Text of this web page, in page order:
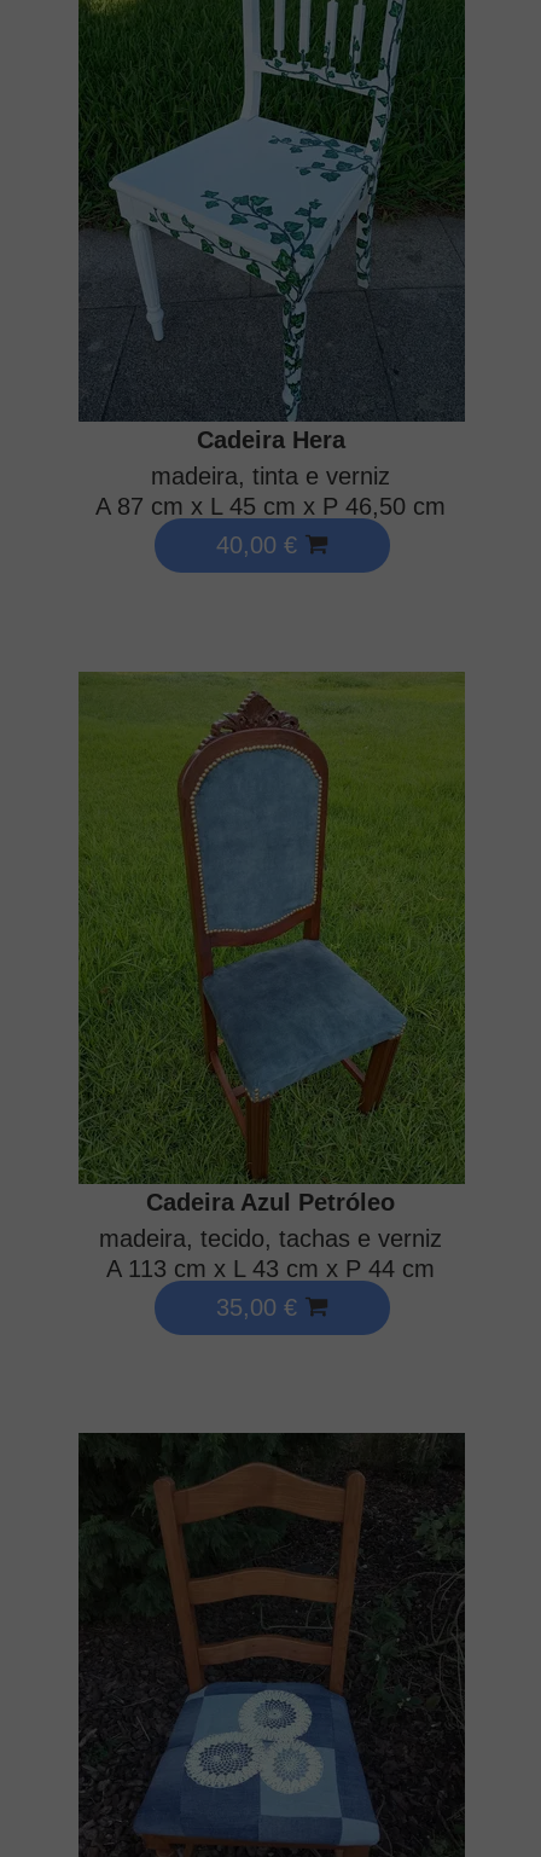
Cadeira Azul Petróleo
madeira, tecido, tachas e verniz
A 113 cm x L 43 cm x P 44 cm
35,00 €
Cadeira Hera
madeira, tinta e verniz
A 87 cm x L 45 cm x P 46,50 cm
40,00 €